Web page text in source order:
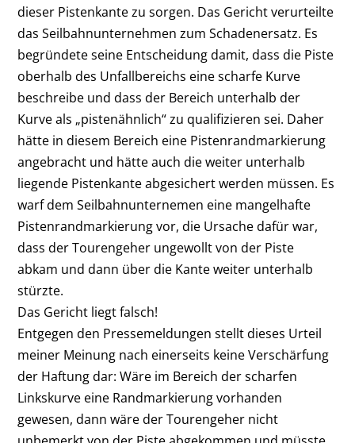
dieser Pistenkante zu sorgen. Das Gericht verurteilte
das Seilbahnunternehmen zum Schadenersatz. Es
begründete seine Entscheidung damit, dass die Piste
oberhalb des Unfallbereichs eine scharfe Kurve
beschreibe und dass der Bereich unterhalb der
Kurve als „pistenähnlich“ zu qualifizieren sei. Daher
hätte in diesem Bereich eine Pistenrandmarkierung
angebracht und hätte auch die weiter unterhalb
liegende Pistenkante abgesichert werden müssen. Es
warf dem Seilbahnunternemen eine mangelhafte
Pistenrandmarkierung vor, die Ursache dafür war,
dass der Tourengeher ungewollt von der Piste
abkam und dann über die Kante weiter unterhalb
stürzte.
Das Gericht liegt falsch!
Entgegen den Pressemeldungen stellt dieses Urteil
meiner Meinung nach einerseits keine Verschärfung
der Haftung dar: Wäre im Bereich der scharfen
Linkskurve eine Randmarkierung vorhanden
gewesen, dann wäre der Tourengeher nicht